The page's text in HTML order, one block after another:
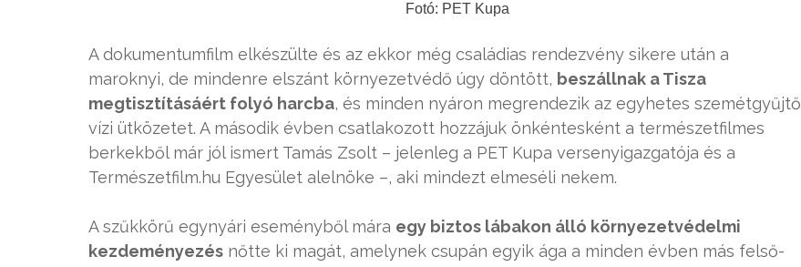
Fotó: PET Kupa
A dokumentumfilm elkészülte és az ekkor még családias rendezvény sikere után a
maroknyi, de mindenre elszánt környezetvédő úgy döntött, beszállnak a Tisza
megtisztításáért folyó harcba, és minden nyáron megrendezik az egyhetes szemétgyűjtő
vízi ütközetet. A második évben csatlakozott hozzájuk önkéntesként a természetfilmes
berkekből már jól ismert Tamás Zsolt – jelenleg a PET Kupa versenyigazgatója és a
Természetfilm.hu Egyesület alelnöke –, aki mindezt elmeséli nekem.
A szűkkörű egynyári eseményből mára egy biztos lábakon álló környezetvédelmi
kezdeményezés nőtte ki magát, amelynek csupán egyik ága a minden évben más felső-